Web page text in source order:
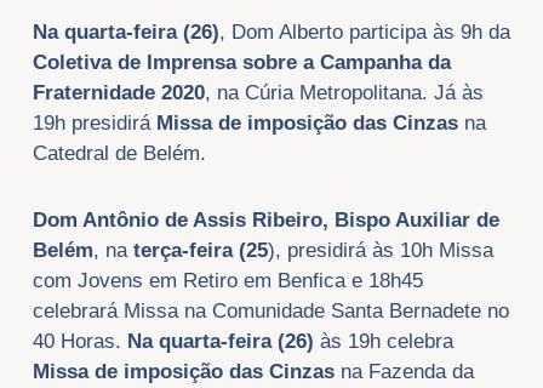
Na quarta-feira (26), Dom Alberto participa às 9h da
Coletiva de Imprensa sobre a Campanha da
Fraternidade 2020, na Cúria Metropolitana. Já às
19h presidirá Missa de imposição das Cinzasna
Catedral de Belém.
Dom Antônio de Assis Ribeiro, Bispo Auxiliar de
Belém, na terça-feira (25), presidirá às 10h Missa
com Jovens em Retiro em Benfica e 18h45
celebrará Missa na Comunidade Santa Bernadete no
40 Horas. Na quarta-feira (26) às 19h celebra
Missa de imposição das Cinzasna Fazenda da